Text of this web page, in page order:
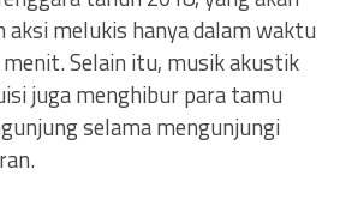
melukis hanya dalam waktu
Selain itu, musik akustik
juga menghibur para tamu
selama mengunjungi